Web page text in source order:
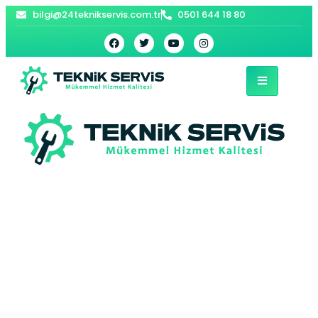
bilgi@24teknikservis.com.tr 0501 644 18 80